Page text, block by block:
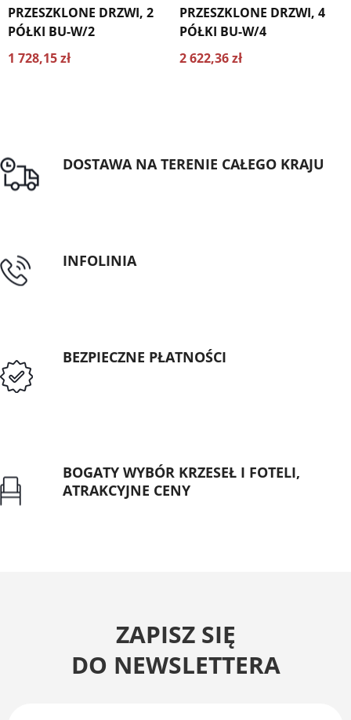
PRZESZKLONE DRZWI, 2
PÓŁKI BU-W/2
1 728,15 zł
PRZESZKLONE DRZWI, 4
PÓŁKI BU-W/4
2 622,36 zł
DOSTAWA NA TERENIE CAŁEGO KRAJU
INFOLINIA
BEZPIECZNE PŁATNOŚCI
BOGATY WYBÓR KRZESEŁ I FOTELI,
ATRAKCYJNE CENY
ZAPISZ SIĘ
DO NEWSLETTERA